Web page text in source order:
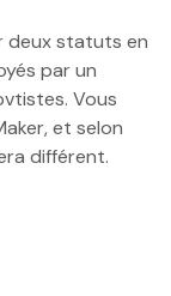
deux statuts en
par un
Vous
et selon
différent.